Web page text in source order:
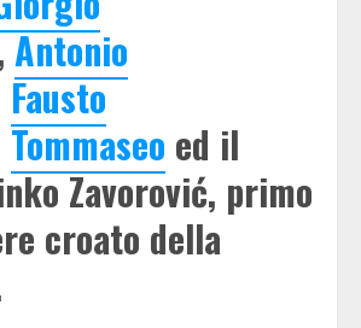
Antonio
Fausto
Tommaseo ed il
Zavorović, primo
croato della